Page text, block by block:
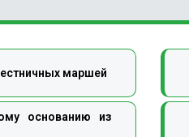
маршей
основанию из